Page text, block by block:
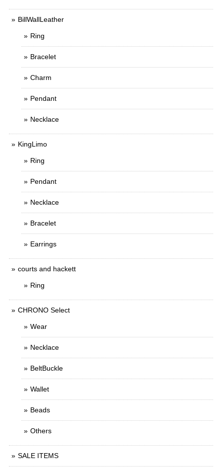
BillWallLeather
Ring
Bracelet
Charm
Pendant
Necklace
KingLimo
Ring
Pendant
Necklace
Bracelet
Earrings
courts and hackett
Ring
CHRONO Select
Wear
Necklace
BeltBuckle
Wallet
Beads
Others
SALE ITEMS